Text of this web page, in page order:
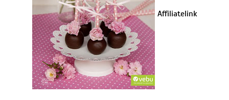
Affiliatelink